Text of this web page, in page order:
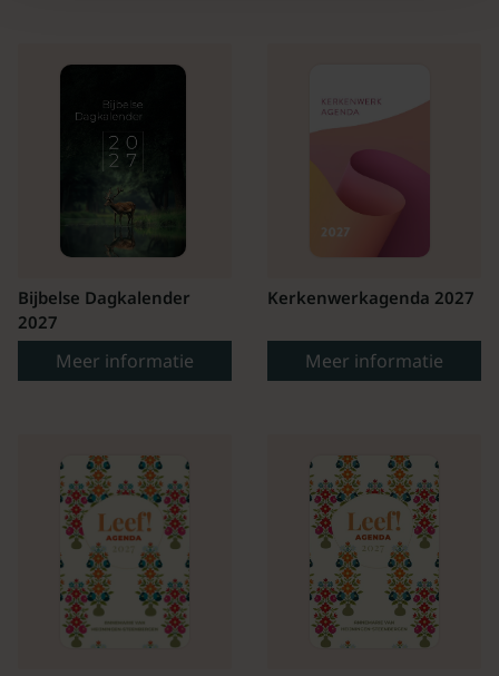
Bijbelse Dagkalender
2027
Meer informatie
Kerkenwerkagenda 2027
Meer informatie